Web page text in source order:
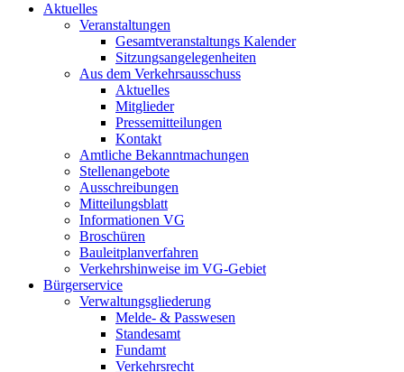
Aktuelles
Veranstaltungen
Gesamtveranstaltungs Kalender
Sitzungsangelegenheiten
Aus dem Verkehrsausschuss
Aktuelles
Mitglieder
Pressemitteilungen
Kontakt
Amtliche Bekanntmachungen
Stellenangebote
Ausschreibungen
Mitteilungsblatt
Informationen VG
Broschüren
Bauleitplanverfahren
Verkehrshinweise im VG-Gebiet
Bürgerservice
Verwaltungsgliederung
Melde- & Passwesen
Standesamt
Fundamt
Verkehrsrecht